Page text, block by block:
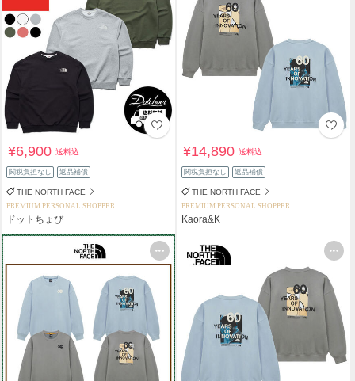
¥6,900送料込
関税負担なし 返品補償
THE NORTH FACE
PREMIUM PERSONAL SHOPPER
ドットちょび
¥14,890送料込
関税負担なし 返品補償
THE NORTH FACE
PREMIUM PERSONAL SHOPPER
Kaora&K